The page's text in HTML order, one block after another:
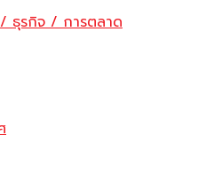
ธุรกิจ / การตลาด